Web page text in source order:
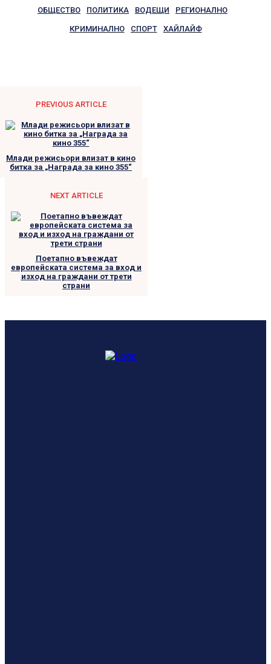
ОБЩЕСТВО ПОЛИТИКА ВОДЕЩИ РЕГИОНАЛНО
КРИМИНАЛНО СПОРТ ХАЙЛАЙФ
PREVIOUS ARTICLE
Млади режисьори влизат в кино
битка за „Награда за кино 355“
NEXT ARTICLE
Поетапно въвеждат
европейската система за вход и
изход на граждани от трети
страни